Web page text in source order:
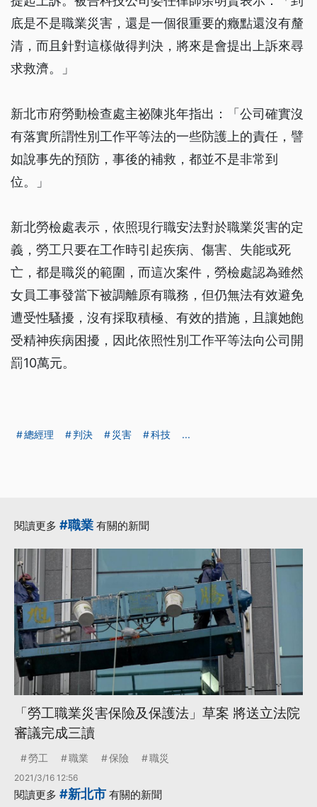
底是不是職業災害，還是一個很重要的癥點還沒有釐
清，而且針對這樣做得判決，將來是會提出上訴來尋
求救濟。」
新北市府勞動檢查處主祕陳兆年指出：「公司確實沒
有落實所謂性別工作平等法的一些防護上的責任，譬
如說事先的預防，事後的補救，都並不是非常到
位。」
新北勞檢處表示，依照現行職安法對於職業災害的定
義，勞工只要在工作時引起疾病、傷害、失能或死
亡，都是職災的範圍，而這次案件，勞檢處認為雖然
女員工事發當下被調離原有職務，但仍無法有效避免
遭受性騷擾，沒有採取積極、有效的措施，且讓她飽
受精神疾病困擾，因此依照性別工作平等法向公司開
罰10萬元。
總經理 判決 災害 科技 ...
閱讀更多 #職業 有關的新聞
「勞工職業災害保險及保護法」草案 將送立法院
審議完成三讀
勞工 職業 保險 職災
2021/3/16 12:56
閱讀更多 #新北市 有關的新聞